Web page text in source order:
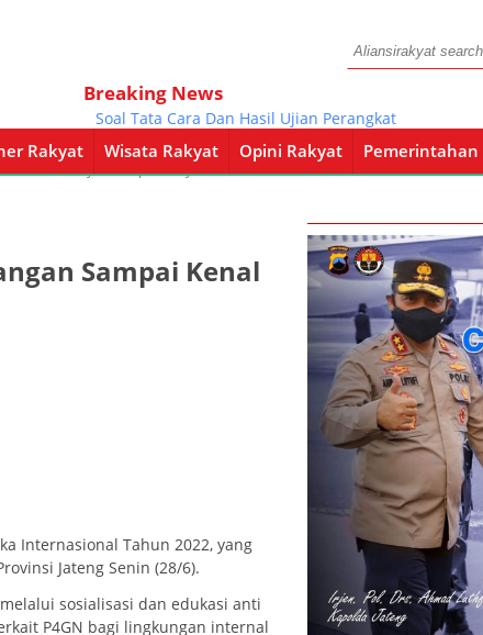
Breaking News
Soal Tata Cara Dan Hasil Ujian Perangkat Desa,
Rakyat Wisata Rakyat Opini Rakyat Pemerintahan
Wisata Rakyat Opini Rakyat Pemerintahan Pendidikan
Sampai Kenal
Internasional Tahun 2022, yang
Jateng Senin (28/6).
sosialisasi dan edukasi anti
P4GN bagi lingkungan internal